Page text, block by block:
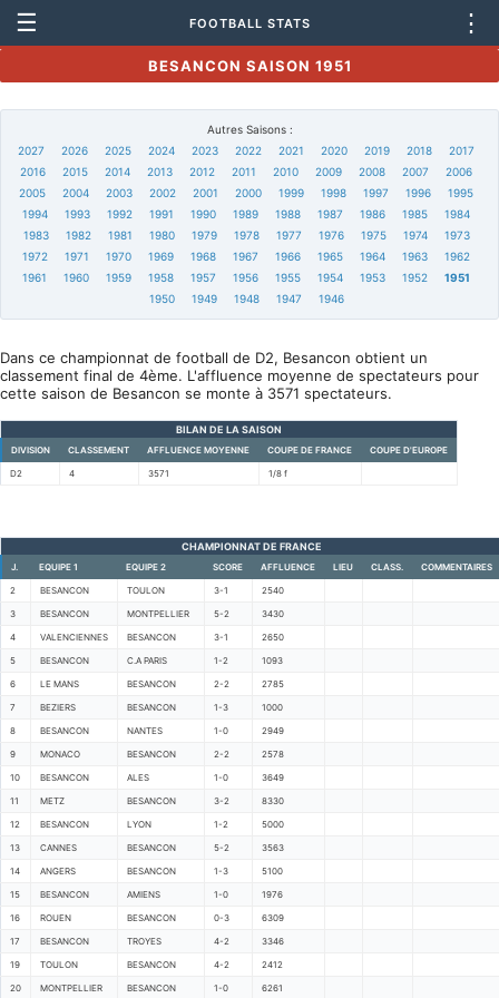
☰ FOOTBALL STATS ⋮
BESANCON SAISON 1951
Autres Saisons :
2027
2026 2025 2024 2023 2022 2021 2020 2019 2018
2017
2016
2015 2014 2013 2012 2011 2010 2009 2008 2007
2006
2005
2004 2003 2002 2001 2000 1999 1998 1997 1996
1995
1994
1993 1992 1991 1990 1989 1988 1987 1986 1985
1984
1983
1982 1981 1980 1979 1978 1977 1976 1975 1974
1973
1972
1971 1970 1969 1968 1967 1966 1965 1964 1963
1962
1961
1960 1959 1958 1957 1956 1955 1954 1953 1952
1951
1950
1949 1948 1947 1946
Dans ce championnat de football de D2, Besancon obtient un
classement final de 4ème. L'affluence moyenne de spectateurs pour
cette saison de Besancon se monte à 3571 spectateurs.
BILAN DE LA SAISON
DIVISION CLASSEMENT AFFLUENCE MOYENNE COUPE DE FRANCE COUPE D'EUROPE
D2 4 3571 1/8 f
CHAMPIONNAT DE FRANCE
J. EQUIPE 1 EQUIPE 2 SCORE AFFLUENCE LIEU CLASS. COMMENTAIRES
2 BESANCON TOULON 3-1 2540
3 BESANCON MONTPELLIER 5-2 3430
4 VALENCIENNES BESANCON 3-1 2650
5 BESANCON C.A PARIS 1-2 1093
6 LE MANS BESANCON 2-2 2785
7 BEZIERS BESANCON 1-3 1000
8 BESANCON NANTES 1-0 2949
9 MONACO BESANCON 2-2 2578
10 BESANCON ALES 1-0 3649
11 METZ BESANCON 3-2 8330
12 BESANCON LYON 1-2 5000
13 CANNES BESANCON 5-2 3563
14 ANGERS BESANCON 1-3 5100
15 BESANCON AMIENS 1-0 1976
16 ROUEN BESANCON 0-3 6309
17 BESANCON TROYES 4-2 3346
19 TOULON BESANCON 4-2 2412
20 MONTPELLIER BESANCON 1-0 6261